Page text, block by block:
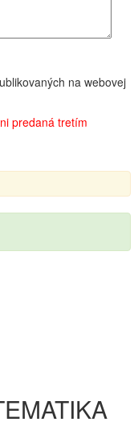
na webovej
predaná tretím